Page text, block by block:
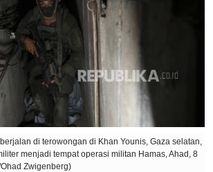
di terowongan di Khan Younis, Gaza selatan,
menjadi tempat operasi militan Hamas, Ahad, 8
Zwigenberg)